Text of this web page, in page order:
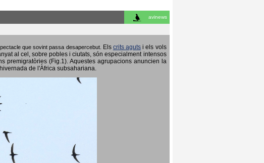
avinews
que sovint passa desapercebut. Els crits aguts i els vols
al cel, sobre pobles i ciutats, són especialment intensos
premigratòries (Fig.1). Aquestes agrupacions anuncien la
de l'Àfrica subsahariana.